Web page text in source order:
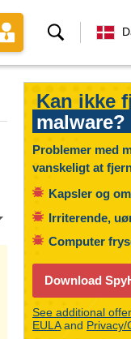
Søg
Kan ikke
malware?
Problemer med
vanskeligt at
Kapsler og
Irriterende,
Computer
Download
See additional
EULAand Privacy/